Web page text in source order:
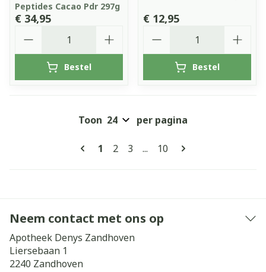
Peptides Cacao Pdr 297g
€ 34,95
Bestel
€ 12,95
Bestel
Pagina's
U lees momenteel pagina
1 Pagina
2 Pagina
3 ... Pagina
10
Toon per pagina
Neem contact met ons op
Apotheek Denys Zandhoven
Liersebaan 1
2240 Zandhoven